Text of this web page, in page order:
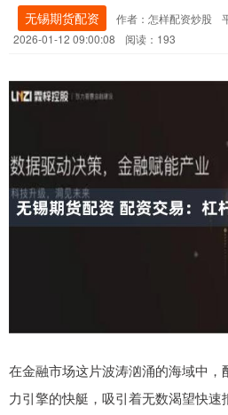
无锡期货配资 作者：怎样配资炒股
2026-01-12 09:00:08
阅读：193
在金融市场这片波涛汹涌的海域中
力引擎的快艇，吸引着无数渴望快